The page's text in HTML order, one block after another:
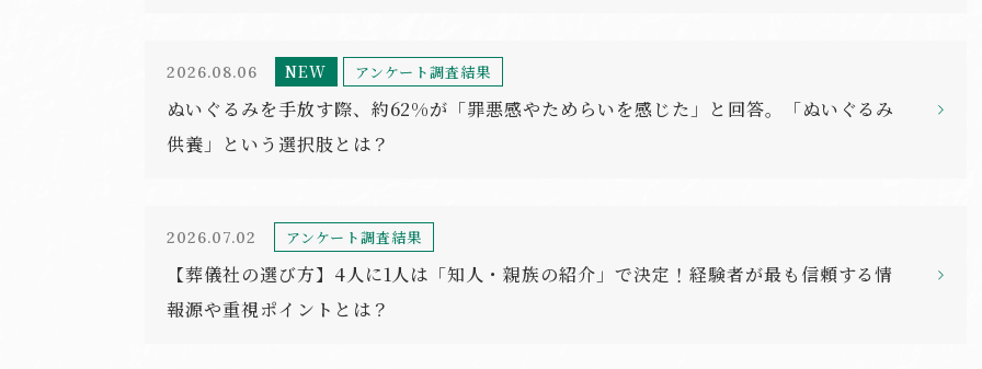
2026.08.06 NEW アンケート調査結果
ぬいぐるみを手放す際、約62%が「罪悪感やためらいを感じた」と回答。「ぬいぐるみ
供養」という選択肢とは？
2026.07.02 アンケート調査結果
【葬儀社の選び方】4人に1人は「知人・親族の紹介」で決定！経験者が最も信頼する情
報源や重視ポイントとは？